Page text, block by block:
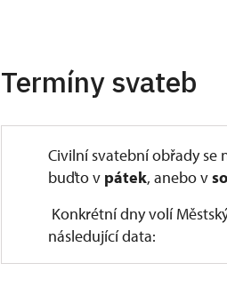
Termíny svateb
Civilní svatební obřady se
buďto v pátek, anebo v
Konkrétní dny volí
následující data: